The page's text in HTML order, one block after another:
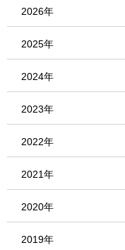
2026年
2025年
2024年
2023年
2022年
2021年
2020年
2019年